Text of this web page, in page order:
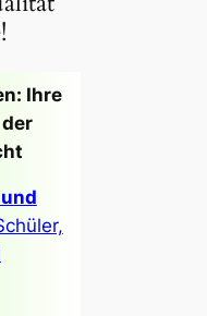
Ihre